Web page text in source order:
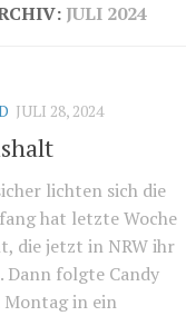
JULI 2024
JULI 28, 2024
lichten sich die
hat letzte Woche
die jetzt in NRW ihr
Dann folgte Candy
Montag in ein